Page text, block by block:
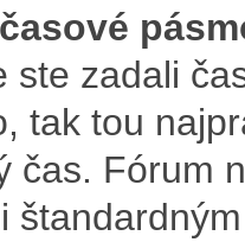
ste zadali
tak tou
čas. Fórum